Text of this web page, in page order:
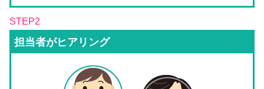
STEP2
担当者がヒアリング